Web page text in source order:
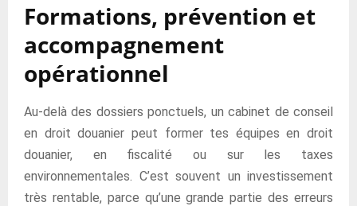
Formations, prévention et
accompagnement
opérationnel
Au-delà des dossiers ponctuels, un cabinet de conseil
en droit douanier peut former tes équipes en droit
douanier, en fiscalité ou sur les taxes
environnementales. C’est souvent un investissement
très rentable, parce qu’une grande partie des erreurs